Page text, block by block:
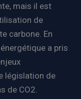
mais il est
de
carbone. En
a pris
législation de
de CO2.